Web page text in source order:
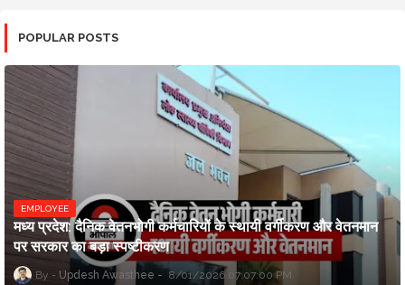
POPULAR POSTS
EMPLOYEE
मध्य प्रदेश: दैनिक वेतनभोगी कर्मचारियों के स्थायी वर्गीकरण और वेतनमान
पर सरकार का बड़ा स्पष्टीकरण
Updesh Awasthee 8/01/2026 07:07:00 PM